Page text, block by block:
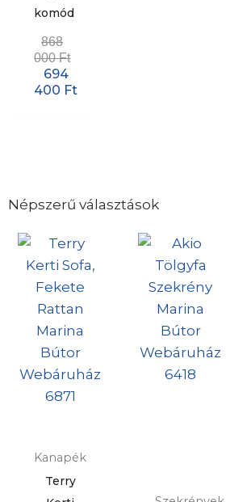
komód
868
000Ft
694
400 Ft
Népszerű választások
Kanapék
Terry